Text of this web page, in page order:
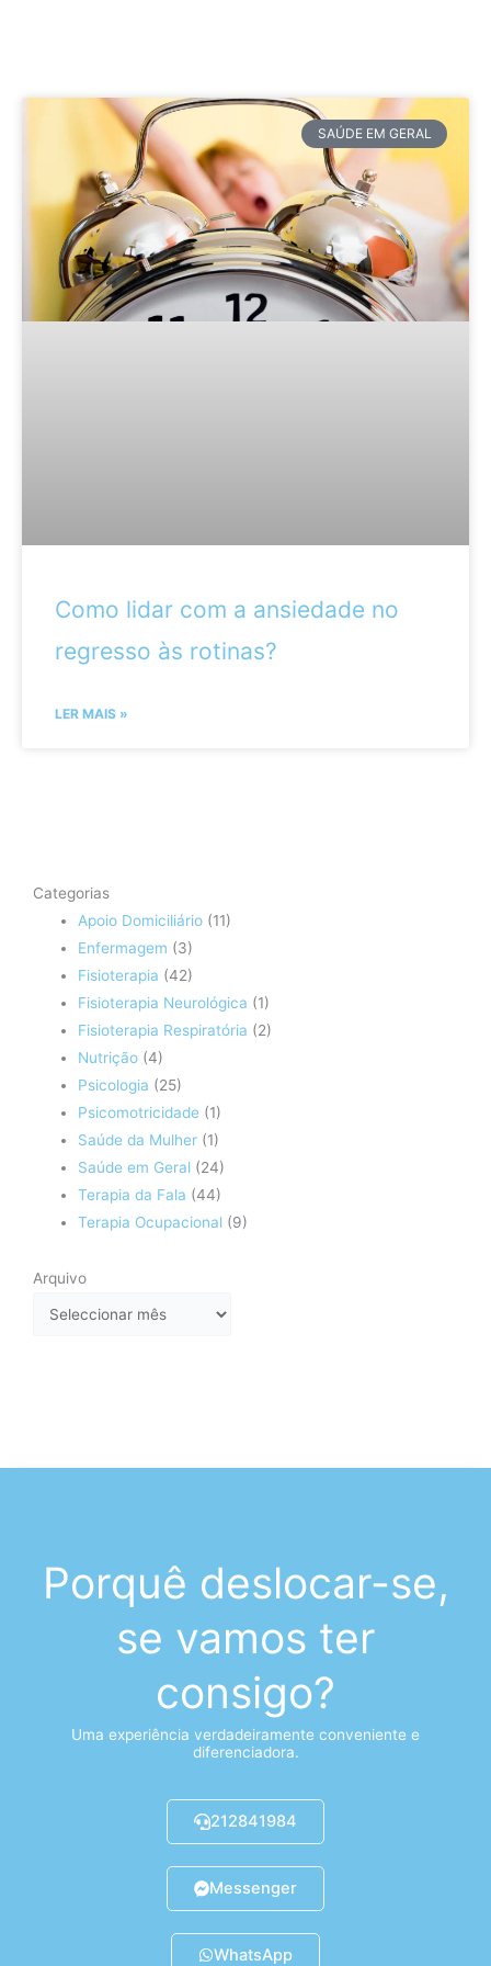
SAÚDE EM GERAL
Como lidar com a ansiedade no
regresso às rotinas?
LER MAIS »
Categorias
Apoio Domiciliário (11)
Enfermagem (3)
Fisioterapia (42)
Fisioterapia Neurológica (1)
Fisioterapia Respiratória (2)
Nutrição (4)
Psicologia (25)
Psicomotricidade (1)
Saúde da Mulher (1)
Saúde em Geral (24)
Terapia da Fala (44)
Terapia Ocupacional (9)
Arquivo
Arquivo
Porquê deslocar-se,
se vamos ter
consigo?
Uma experiência verdadeiramente conveniente e
diferenciadora.
212841984
Messenger
WhatsApp